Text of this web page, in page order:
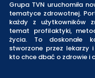
Grupa TVN uruchomiła
tematyce zdrowotnej.
każdy z użytkowników
temat profilaktyki,
życia. To doskonałe
stworzone przez lekarzy
kto chce dbać o zdrowie i